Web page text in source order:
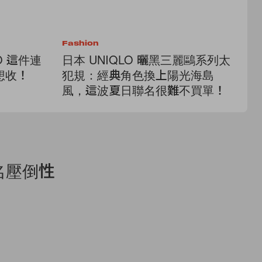
這件連
！
Fashion
日本 UNIQLO 曬黑三麗鷗系列太
犯規：經典角色換上陽光海島
風，這波夏日聯名很難不買單！
倒性